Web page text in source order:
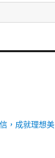
，成就理想美